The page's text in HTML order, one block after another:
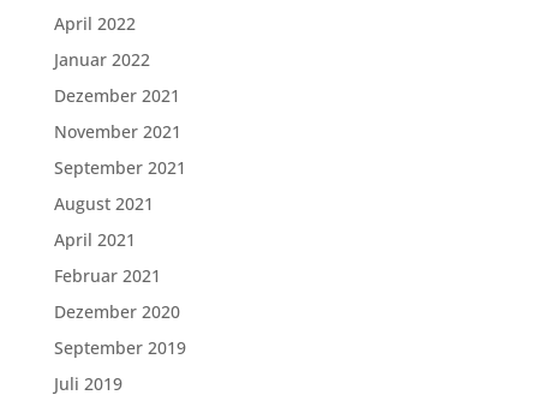
April 2022
Januar 2022
Dezember 2021
November 2021
September 2021
August 2021
April 2021
Februar 2021
Dezember 2020
September 2019
Juli 2019